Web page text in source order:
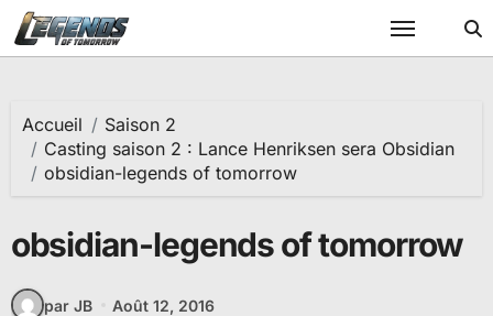
Passer
au
contenu
Accueil
Saison 2
Casting saison 2 : Lance Henriksen sera Obsidian
obsidian-legends of tomorrow
obsidian-legends of tomorrow
par JB Août 12, 2016